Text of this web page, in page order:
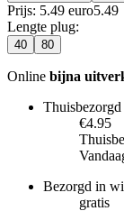
Prijs: 5.49 euro5.49
Lengte plug:
40 80
Online bijna
Thuisbezorgd
€4.95
Bezorgd in
gratis